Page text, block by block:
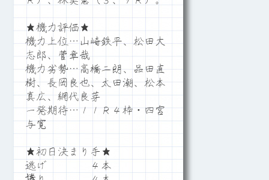
★機力評価★
機力上位…山崎鉄平、松田大
志郎、菅章哉
機力劣勢…高橋二朗、品田直
樹、長岡良也、太田潮、松本
真広、網代良芽
一発期待…１１Ｒ４枠・四宮
与寛
★初日決まり手★
逃げ ４本